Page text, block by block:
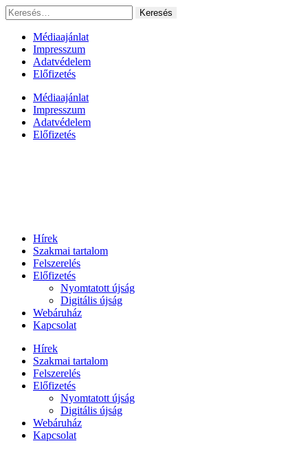
Ugrás
a
tartalomhoz
Keresés:
Médiaajánlat
Impresszum
Adatvédelem
Előfizetés
Médiaajánlat
Impresszum
Adatvédelem
Előfizetés
Hírek
Szakmai tartalom
Felszerelés
Előfizetés
Nyomtatott újság
Digitális újság
Webáruház
Kapcsolat
Hírek
Szakmai tartalom
Felszerelés
Előfizetés
Nyomtatott újság
Digitális újság
Webáruház
Kapcsolat